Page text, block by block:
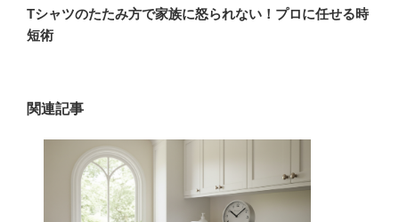
ー
シ
の
投
Tシャツのたたみ方で家族に怒られない！プロに任せる時
短術
関連記事